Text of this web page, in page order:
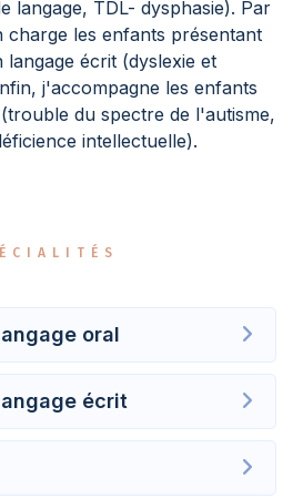
langage, TDL- dysphasie). Par
charge les enfants présentant
langage écrit (dyslexie et
j'accompagne les enfants
du spectre de l'autisme,
intellectuelle).
oral
écrit